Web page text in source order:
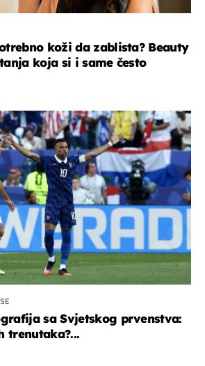
koži da zablista? Beauty
koja si i same često
2026
sa Svjetskog prvenstva:
trenutaka?...